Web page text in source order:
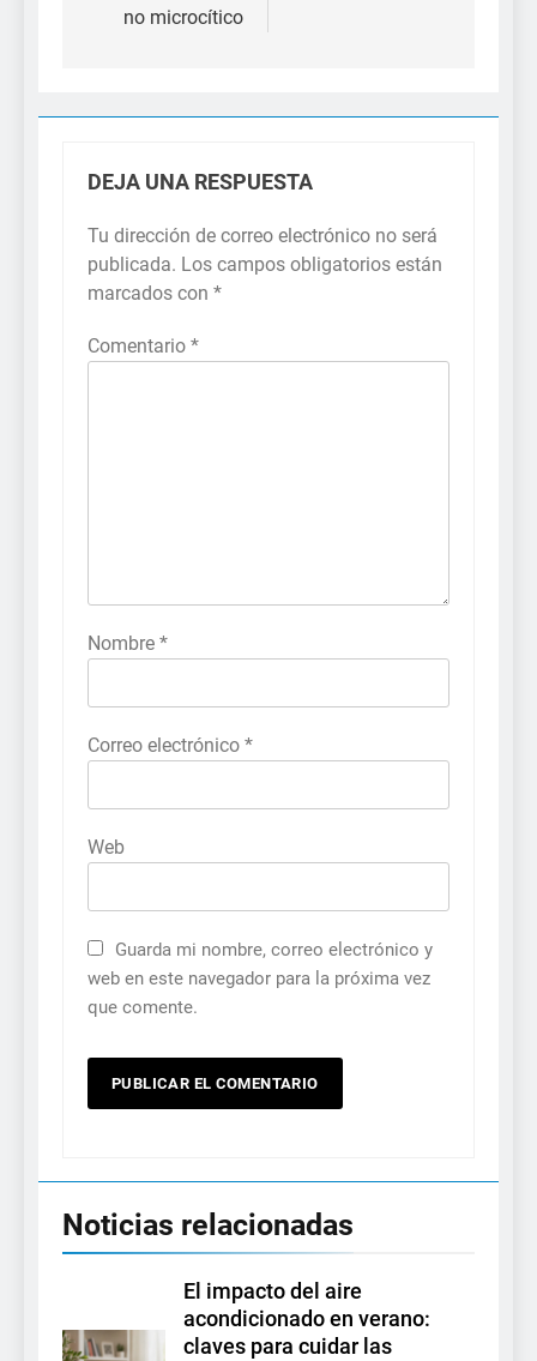
no microcítico
DEJA UNA RESPUESTA
Tu dirección de correo electrónico no será
publicada. Los campos obligatorios están
marcados con *
Comentario *
Nombre *
Correo electrónico *
Web
Guarda mi nombre, correo electrónico y
web en este navegador para la próxima vez
que comente.
Noticias relacionadas
El impacto del aire
acondicionado en verano:
claves para cuidar las